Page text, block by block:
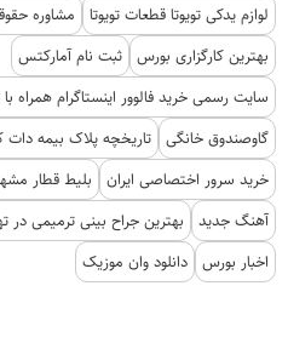
لوازم یدکی تویوتا قطعات تویوتا
مشاوره
بهترین کارگزاری بورس ثبت نام آمارکتس
سایت رسمی خرید فالوور اینستاگرام همراه
گاوصندوق خانگی تاریخچه پلاک بیمه دات
خرید سرور اختصاصی ایران
بلیط قطار
آهنگ جدید
بهترین جراح بینی ترمیمی در
اخبار بورس دانلود وان موزیک